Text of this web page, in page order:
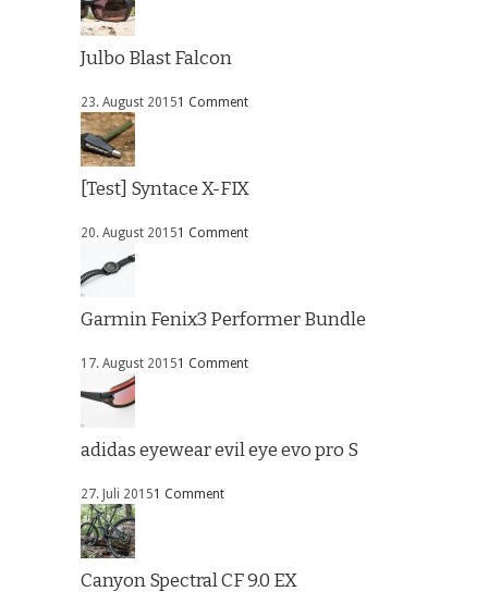
Julbo Blast Falcon
23. August 20151 Comment
[Test] Syntace X-FIX
20. August 20151 Comment
Garmin Fenix3 Performer Bundle
17. August 20151 Comment
adidas eyewear evil eye evo pro S
27. Juli 20151 Comment
Canyon Spectral CF 9.0 EX